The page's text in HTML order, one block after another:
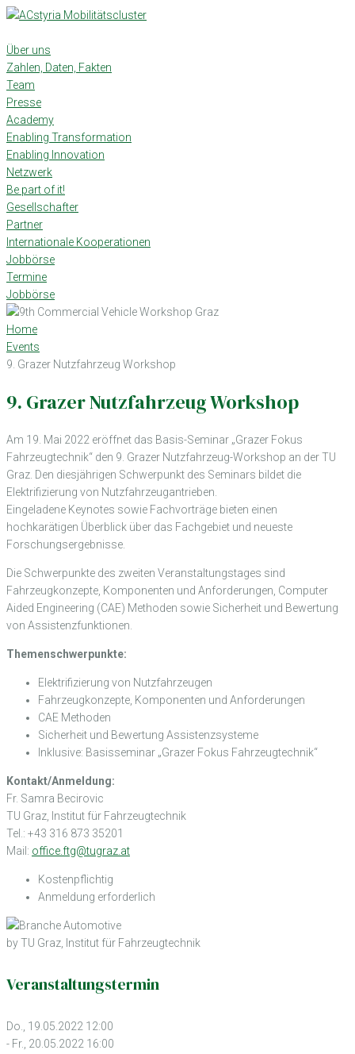
Skip
content
Über uns
Zahlen, Daten, Fakten
Team
Presse
Academy
Enabling Transformation
Enabling Innovation
Netzwerk
Be part of it!
Gesellschafter
Partner
Internationale Kooperationen
Jobbörse
Termine
Jobbörse
Home
Events
9. Grazer Nutzfahrzeug Workshop
9. Grazer Nutzfahrzeug Workshop
Am 19. Mai 2022 eröffnet das Basis-Seminar „Grazer Fokus
Fahrzeugtechnik“ den 9. Grazer Nutzfahrzeug-Workshop an der TU
Graz. Den diesjährigen Schwerpunkt des Seminars bildet die
Elektrifizierung von Nutzfahrzeugantrieben.
Eingeladene Keynotes sowie Fachvorträge bieten einen
hochkarätigen Überblick über das Fachgebiet und neueste
Forschungsergebnisse.
Die Schwerpunkte des zweiten Veranstaltungstages sind
Fahrzeugkonzepte, Komponenten und Anforderungen, Computer
Aided Engineering (CAE) Methoden sowie Sicherheit und Bewertung
von Assistenzfunktionen.
Themenschwerpunkte:
Elektrifizierung von Nutzfahrzeugen
Fahrzeugkonzepte, Komponenten und Anforderungen
CAE Methoden
Sicherheit und Bewertung Assistenzsysteme
Inklusive: Basisseminar „Grazer Fokus Fahrzeugtechnik“
Kontakt/Anmeldung:
Fr. Samra Becirovic
TU Graz, Institut für Fahrzeugtechnik
Tel.: +43 316 873 35201
Mail: office.ftg@tugraz.at
Kostenpflichtig
Anmeldung erforderlich
by TU Graz, Institut für Fahrzeugtechnik
Veranstaltungstermin
Do., 19.05.2022 12:00
- Fr., 20.05.2022 16:00